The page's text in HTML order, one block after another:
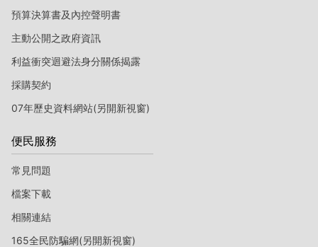
預算決算書及內控聲明書
主動公開之政府資訊
利益衝突迴避法身分關係揭露
採購契約
07年歷史資料網站(另開新視窗)
便民服務
常見問題
檔案下載
相關連結
165全民防騙網(另開新視窗)